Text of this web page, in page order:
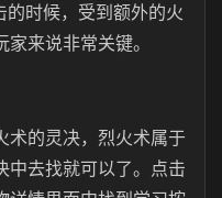
的时候，受到额外的火
来说非常关键。
术的灵决，烈火术属于
中去找就可以了。点击